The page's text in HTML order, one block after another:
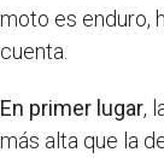
moto es enduro,
cuenta.
En primer lugar,
más alta que la